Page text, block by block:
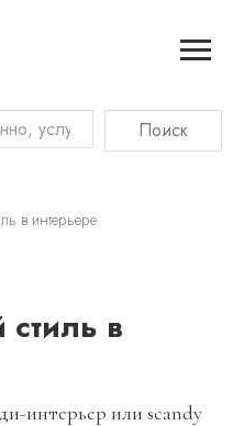
Поиск
в интерьере
в
интерьер или scandy